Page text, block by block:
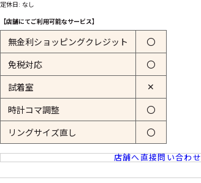
定休日: なし
【店舗にてご利用可能なサービス】
無金利ショッピングクレジット 〇
免税対応 〇
試着室 ✕
時計コマ調整 〇
リングサイズ直し 〇
店舗へ直接問い合わせ